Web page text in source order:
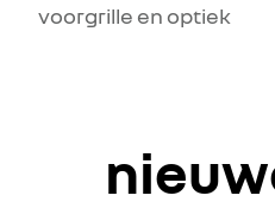
voorgrille en optiek